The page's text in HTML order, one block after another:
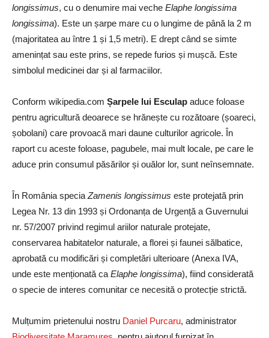
longissimus, cu o denumire mai veche Elaphe longissima
longissima). Este un șarpe mare cu o lungime de până la 2 m
(majoritatea au între 1 și 1,5 metri). E drept când se simte
amenințat sau este prins, se repede furios și mușcă. Este
simbolul medicinei dar și al farmaciilor.
Conform wikipedia.com Șarpele lui Esculap aduce foloase
pentru agricultură deoarece se hrănește cu rozătoare (șoareci,
șobolani) care provoacă mari daune culturilor agricole. În
raport cu aceste foloase, pagubele, mai mult locale, pe care le
aduce prin consumul păsărilor și ouălor lor, sunt neînsemnate.
În România speciaZamenis longissimus este protejată prin
Legea Nr. 13 din 1993 și Ordonanța de Urgență a Guvernului
nr. 57/2007 privind regimul ariilor naturale protejate,
conservarea habitatelor naturale, a florei și faunei sălbatice,
aprobată cu modificări și completări ulterioare (Anexa IVA,
unde este menționată caElaphe longissima), fiind considerată
o specie de interes comunitar ce necesită o protecție strictă.
Mulțumim prietenului nostru Daniel Purcaru, administrator